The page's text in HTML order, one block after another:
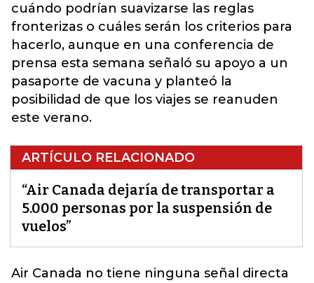
cuándo podrían suavizarse las reglas
fronterizas o cuáles serán los criterios para
hacerlo, aunque en una conferencia de
prensa esta semana señaló su apoyo a un
pasaporte de vacuna y planteó la
posibilidad de que los viajes se reanuden
este verano.
ARTÍCULO RELACIONADO
“Air Canada dejaría de transportar a
5.000 personas por la suspensión de
vuelos”
Air Canada no tiene ninguna señal directa